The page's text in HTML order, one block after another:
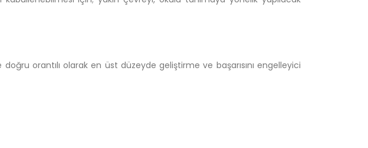
doğru orantılı olarak en üst düzeyde geliştirme ve başarısını engelleyici